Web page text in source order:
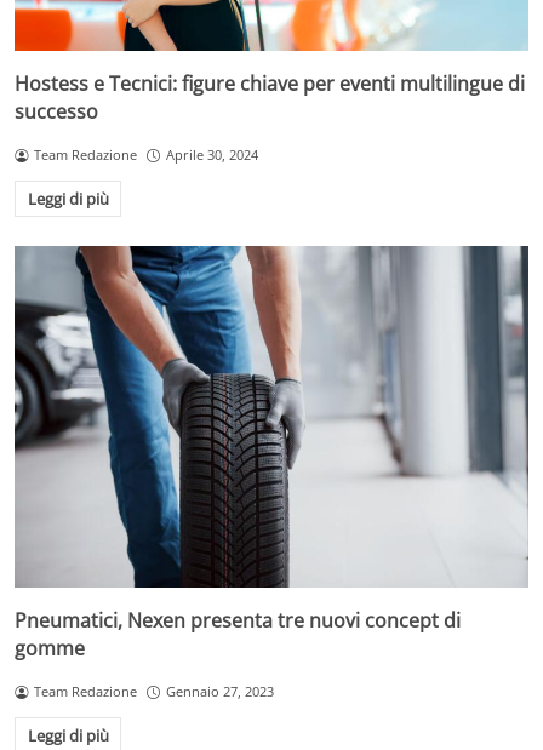
Hostess e Tecnici: figure chiave per eventi multilingue di
successo
Team Redazione Aprile 30, 2024
Leggi di più
Pneumatici, Nexen presenta tre nuovi concept di
gomme
Team Redazione Gennaio 27, 2023
Leggi di più